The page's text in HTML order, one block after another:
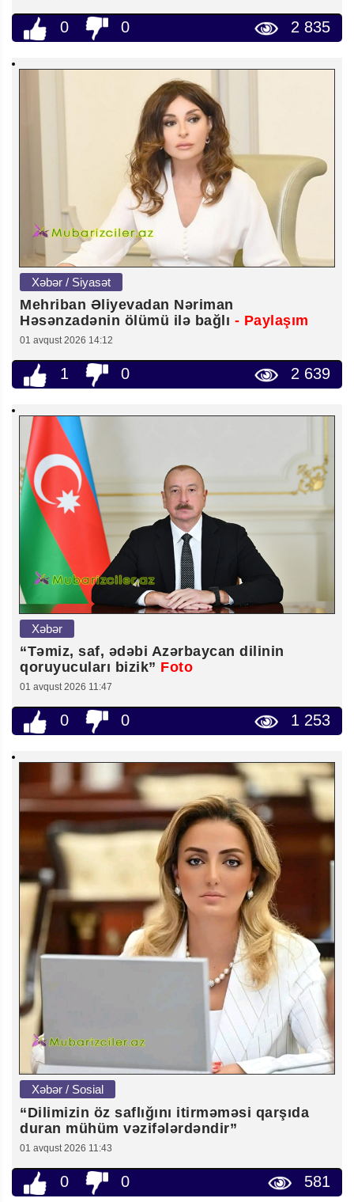
0 0 2 835
Xəbər / Siyasət
Mehriban Əliyevadan Nəriman
Həsənzadənin ölümü ilə bağlı - Paylaşım
01 avqust 2026 14:12
1 0 2 639
Xəbər
“Təmiz, saf, ədəbi Azərbaycan dilinin
qoruyucuları bizik” Foto
01 avqust 2026 11:47
0 0 1 253
Xəbər / Sosial
“Dilimizin öz saflığını itirməməsi qarşıda
duran mühüm vəzifələrdəndir”
01 avqust 2026 11:43
0 0 581